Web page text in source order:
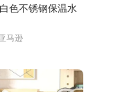
色不锈钢保温水
马逊